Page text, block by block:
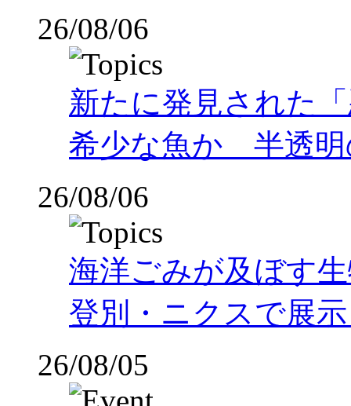
26/08/06
新たに発見された
希少な魚か 半透明
26/08/06
海洋ごみが及ぼす
登別・ニクスで展
26/08/05